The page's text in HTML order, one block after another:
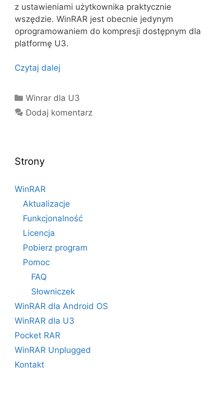
z ustawieniami użytkownika praktycznie
wszędzie. WinRAR jest obecnie jedynym
oprogramowaniem do kompresji dostępnym dla
platformę U3.
Czytaj dalej
Kategorie
Winrar dla U3
Dodaj komentarz
Strony
WinRAR
Aktualizacje
Funkcjonalność
Licencja
Pobierz program
Pomoc
FAQ
Słowniczek
WinRAR dla Android OS
WinRAR dla U3
Pocket RAR
WinRAR Unplugged
Kontakt